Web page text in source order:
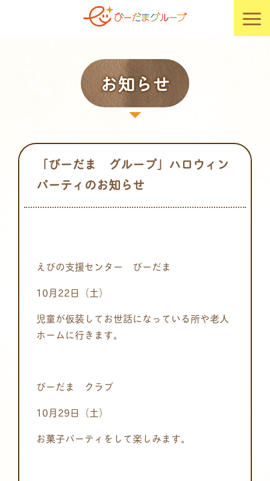
お知らせ
「びーだま グループ」ハロウィン
パーティのお知らせ
えびの支援センター びーだま
10月22日（土）
児童が仮装してお世話になっている所や老人
ホームに行きます。
びーだま クラブ
10月29日（土）
お菓子パーティをして楽しみます。